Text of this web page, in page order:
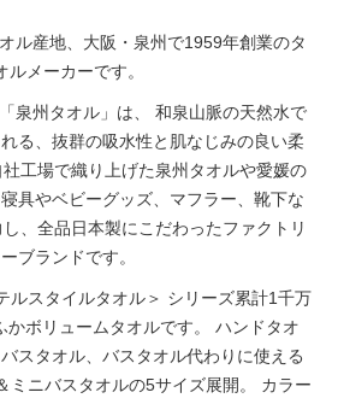
ル産地、大阪・泉州で1959年創業のタ
ルメーカーです。
泉州タオル」は、
和泉山脈の天然水で
る、抜群の吸水性と肌なじみの良い柔
社工場で織り上げた泉州タオルや愛媛の
具やベビーグッズ、マフラー、靴下な
、全品日本製にこだわったファクトリ
ーブランドです。
ルスタイルタオル＞ シリーズ累計1千万
ボリュームタオルです。
ハンドタオ
スタオル、バスタオル代わりに使える
ミニバスタオルの5サイズ展開。
カラー